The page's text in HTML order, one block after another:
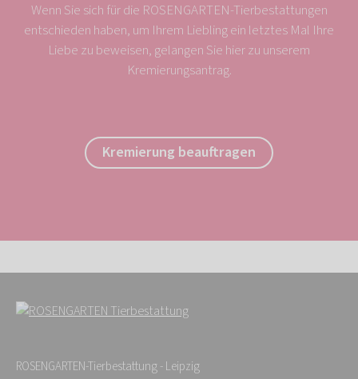
Wenn Sie sich für die ROSENGARTEN-Tierbestattungen
entschieden haben, um Ihrem Liebling ein letztes Mal Ihre
Liebe zu beweisen, gelangen Sie hier zu unserem
Kremierungsantrag.
Kremierung beauftragen
ROSENGARTEN-Tierbestattung - Leipzig